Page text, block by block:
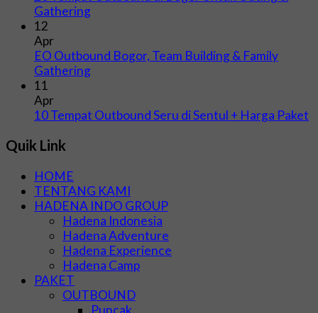
Gathering
12
Apr
EO Outbound Bogor, Team Building & Family
Gathering
11
Apr
10 Tempat Outbound Seru di Sentul + Harga Paket
Quik Link
HOME
TENTANG KAMI
HADENA INDO GROUP
Hadena Indonesia
Hadena Adventure
Hadena Experience
Hadena Camp
PAKET
OUTBOUND
Puncak